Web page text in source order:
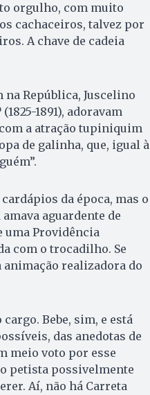
orgulho, com muito
cachaceiros, talvez por
A chave de cadeia
na República, Juscelino
1891), adoravam
a atração tupiniquim
de galinha, que, igual à
da época, mas o
aguardente de
uma Providência
com o trocadilho. Se
animação realizadora do
Bebe, sim, e está
das anedotas de
meio voto por esse
petista possivelmente
Aí, não há Carreta